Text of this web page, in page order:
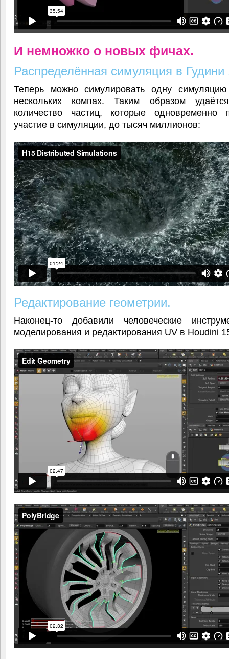
И немножко о новых фичах.
Распределённая симуляция в Гудини
Теперь можно симулировать одну
нескольких компах. Таким образом
количество частиц, которые одновременно
участие в симуляции, до тысяч миллионов:
Редактирование геометрии.
Наконец-то добавили человеческие
моделирования и редактирования UV в Houdini